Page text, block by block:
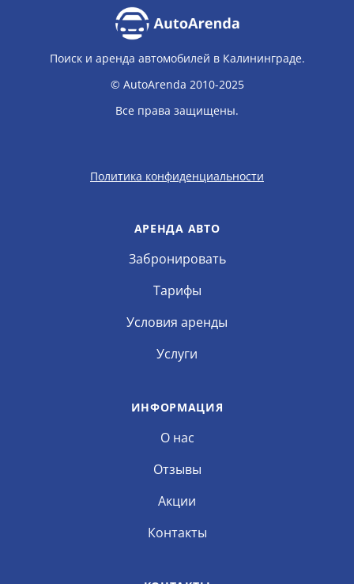
Поиск и аренда автомобилей в Калининграде.
© AutoArenda 2010-2025
Все права защищены.
Политика конфиденциальности
АРЕНДА АВТО
Забронировать
Тарифы
Условия аренды
Услуги
ИНФОРМАЦИЯ
О нас
Отзывы
Акции
Контакты